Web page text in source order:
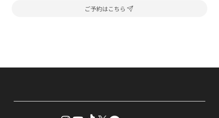
ご予約はこちら